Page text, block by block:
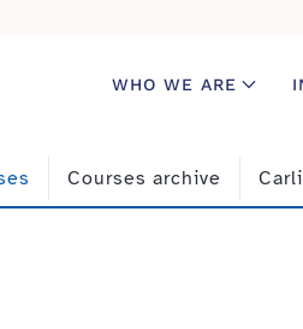
WHO WE ARE
Courses archive